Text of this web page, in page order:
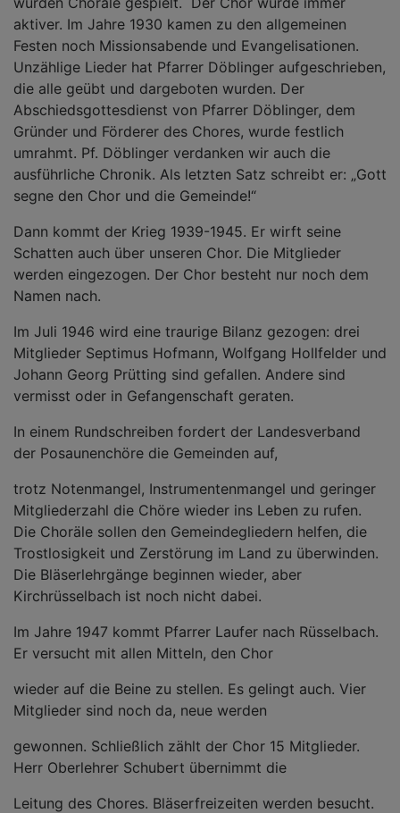
aktiver. Im Jahre 1930 kamen zu den allgemeinen
Festen noch Missionsabende und Evangelisationen.
Unzählige Lieder hat Pfarrer Döblinger aufgeschrieben,
die alle geübt und dargeboten wurden. Der
Abschiedsgottesdienst von Pfarrer Döblinger, dem
Gründer und Förderer des Chores, wurde festlich
umrahmt. Pf. Döblinger verdanken wir auch die
ausführliche Chronik. Als letzten Satz schreibt er: „Gott
segne den Chor und die Gemeinde!“
Dann kommt der Krieg 1939-1945. Er wirft seine
Schatten auch über unseren Chor. Die Mitglieder
werden eingezogen. Der Chor besteht nur noch dem
Namen nach.
Im Juli 1946 wird eine traurige Bilanz gezogen: drei
Mitglieder Septimus Hofmann, Wolfgang Hollfelder und
Johann Georg Prütting sind gefallen. Andere sind
vermisst oder in Gefangenschaft geraten.
In einem Rundschreiben fordert der Landesverband
der Posaunenchöre die Gemeinden auf,
trotz Notenmangel, Instrumentenmangel und geringer
Mitgliederzahl die Chöre wieder ins Leben zu rufen.
Die Choräle sollen den Gemeindegliedern helfen, die
Trostlosigkeit und Zerstörung im Land zu überwinden.
Die Bläserlehrgänge beginnen wieder, aber
Kirchrüsselbach ist noch nicht dabei.
Im Jahre 1947 kommt Pfarrer Laufer nach Rüsselbach.
Er versucht mit allen Mitteln, den Chor
wieder auf die Beine zu stellen. Es gelingt auch. Vier
Mitglieder sind noch da, neue werden
gewonnen. Schließlich zählt der Chor 15 Mitglieder.
Herr Oberlehrer Schubert übernimmt die
Leitung des Chores. Bläserfreizeiten werden besucht.